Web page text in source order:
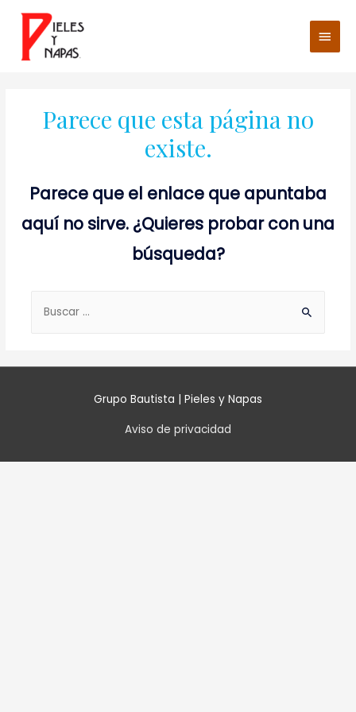
Parece que esta página no
existe.
Parece que el enlace que apuntaba
aquí no sirve. ¿Quieres probar con una
búsqueda?
Grupo Bautista | Pieles y Napas
Aviso de privacidad